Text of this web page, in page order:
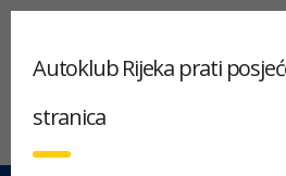
Autoklub Rijeka prati
stranica